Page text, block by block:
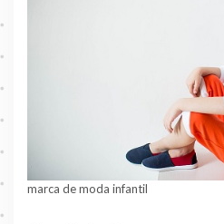
marca de moda infantil